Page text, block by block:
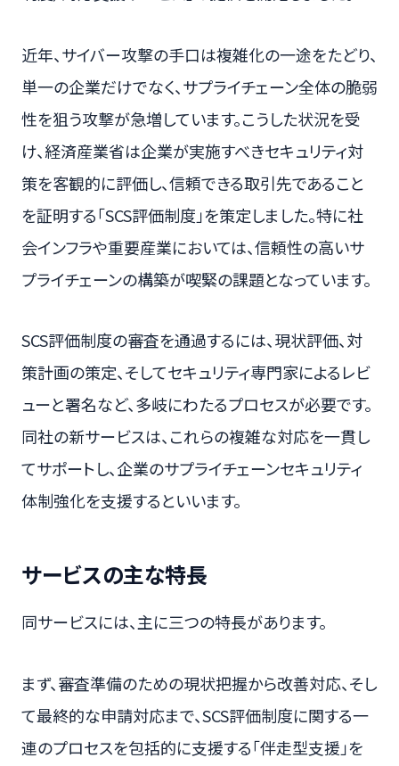
近年、サイバー攻撃の手口は複雑化の一途をたどり、
単一の企業だけでなく、サプライチェーン全体の脆弱
性を狙う攻撃が急増しています。こうした状況を受
け、経済産業省は企業が実施すべきセキュリティ対
策を客観的に評価し、信頼できる取引先であること
を証明する「SCS評価制度」を策定しました。特に社
会インフラや重要産業においては、信頼性の高いサ
プライチェーンの構築が喫緊の課題となっています。
SCS評価制度の審査を通過するには、現状評価、対
策計画の策定、そしてセキュリティ専門家によるレビ
ューと署名など、多岐にわたるプロセスが必要です。
同社の新サービスは、これらの複雑な対応を一貫し
てサポートし、企業のサプライチェーンセキュリティ
体制強化を支援するといいます。
サービスの主な特長
同サービスには、主に三つの特長があります。
まず、審査準備のための現状把握から改善対応、そし
て最終的な申請対応まで、SCS評価制度に関する一
連のプロセスを包括的に支援する「伴走型支援」を